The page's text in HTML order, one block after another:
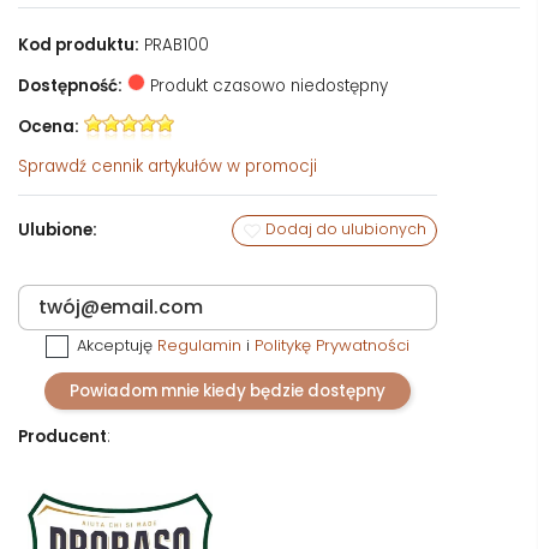
Kod produktu: PRAB100
Dostępność:
Produkt czasowo niedostępny
Ocena:
Sprawdź cennik artykułów w promocji
Ulubione: Dodaj do ulubionych
Akceptuję Regulamin i Politykę Prywatności
Powiadom mnie kiedy będzie dostępny
Producent: